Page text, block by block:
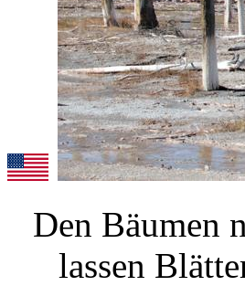
Den Bäumen
lassen